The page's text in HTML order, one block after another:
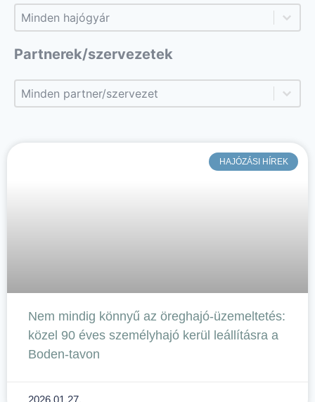
Hajógyárak
Hajógyárak
Partnerek/szervezetek
Partnerek/szervezetek
Partnerek/szervezetek
HAJÓZÁSI HÍREK
Nem mindig könnyű az öreghajó-üzemeltetés:
közel 90 éves személyhajó kerül leállításra a
Boden-tavon
2026.01.27.